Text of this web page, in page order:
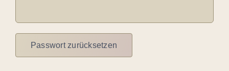
Passwort zurücksetzen